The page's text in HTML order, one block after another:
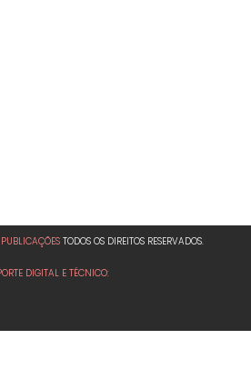
TODOS OS DIREITOS RESERVADOS.
DIGITAL E TÉCNICO: